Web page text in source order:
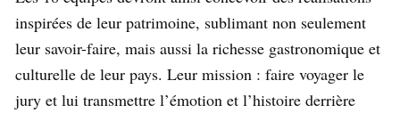
inspirées de leur patrimoine, sublimant non seulement
leur savoir-faire, mais aussi la richesse gastronomique et
culturelle de leur pays. Leur mission : faire voyager le
jury et lui transmettre l’émotion et l’histoire derrière